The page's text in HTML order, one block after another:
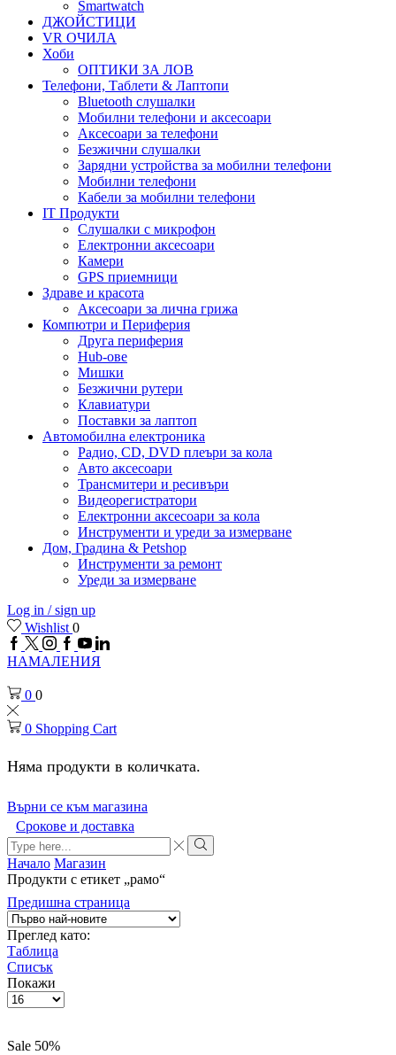
Smartwatch
ДЖОЙСТИЦИ
VR ОЧИЛА
Хоби
ОПТИКИ ЗА ЛОВ
Телефони, Таблети & Лаптопи
Bluetooth слушалки
Мобилни телефони и аксесоари
Аксесоари за телефони
Безжични слушалки
Зарядни устройства за мобилни телефони
Мобилни телефони
Кабели за мобилни телефони
IT Продукти
Слушалки с микрофон
Електронни аксесоари
Камери
GPS приемници
Здраве и красота
Аксесоари за лична грижа
Компютри и Периферия
Друга периферия
Hub-ове
Мишки
Безжични рутери
Клавиатури
Поставки за лаптоп
Автомобилна електроника
Радио, CD, DVD плеъри за кола
Авто аксесоари
Трансмитери и ресивъри
Видеорегистратори
Електронни аксесоари за кола
Инструменти и уреди за измерване
Дом, Градина & Petshop
Инструменти за ремонт
Уреди за измерване
Log in / sign up
Wishlist 0
Facebook
Twitter
Instagram
Google
plus
Youtube
Linkedin
НАМАЛЕНИЯ
0 0
0 Shopping Cart
Няма продукти в количката.
Върни се към магазина
Срокове и доставка
Search
input
Search
Начало Магазин
Продукти с етикет „рамо“
Предишна страница
Преглед като:
Таблица
Списък
Покажи
Брой
страница
Sale 50%